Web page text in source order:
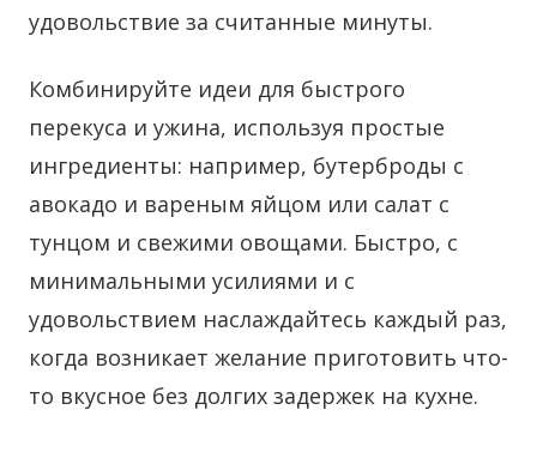
удовольствие за считанные минуты.
Комбинируйте идеи для быстрого
перекуса и ужина, используя простые
ингредиенты: например, бутерброды с
авокадо и вареным яйцом или салат с
тунцом и свежими овощами. Быстро, с
минимальными усилиями и с
удовольствием наслаждайтесь каждый раз,
когда возникает желание приготовить что-
то вкусное без долгих задержек на кухне.